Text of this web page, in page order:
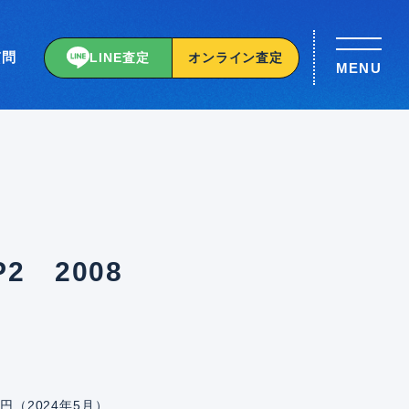
LINE査定 オンライン査定
MENU
2008
円（2024年5月）